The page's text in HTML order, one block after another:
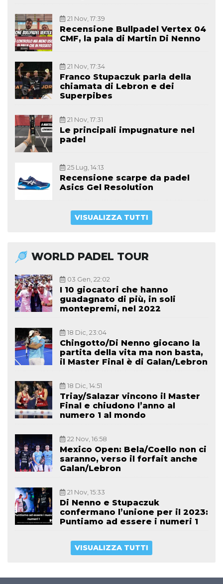
21 Nov, 17:39
Recensione Bullpadel Vertex 04
CMF, la pala di Martin Di Nenno
21 Nov, 17:34
Franco Stupaczuk parla della
chiamata di Lebron e dei
Superpibes
21 Nov, 17:31
Le principali impugnature nel
padel
25 Lug, 14:13
Recensione scarpe da padel
Asics Gel Resolution
VISUALIZZA TUTTI
WORLD PADEL TOUR
03 Gen, 22:02
I 10 giocatori che hanno
guadagnato di più, in soli
montepremi, nel 2022
18 Dic, 23:04
Chingotto/Di Nenno giocano la
partita della vita ma non basta,
il Master Final è di Galan/Lebron
18 Dic, 14:51
Triay/Salazar vincono il Master
Final e chiudono l’anno al
numero 1 al mondo
22 Nov, 16:58
Mexico Open: Bela/Coello non ci
saranno, verso il forfait anche
Galan/Lebron
21 Nov, 15:33
Di Nenno e Stupaczuk
confermano l’unione per il 2023:
Puntiamo ad essere i numeri 1
VISUALIZZA TUTTI